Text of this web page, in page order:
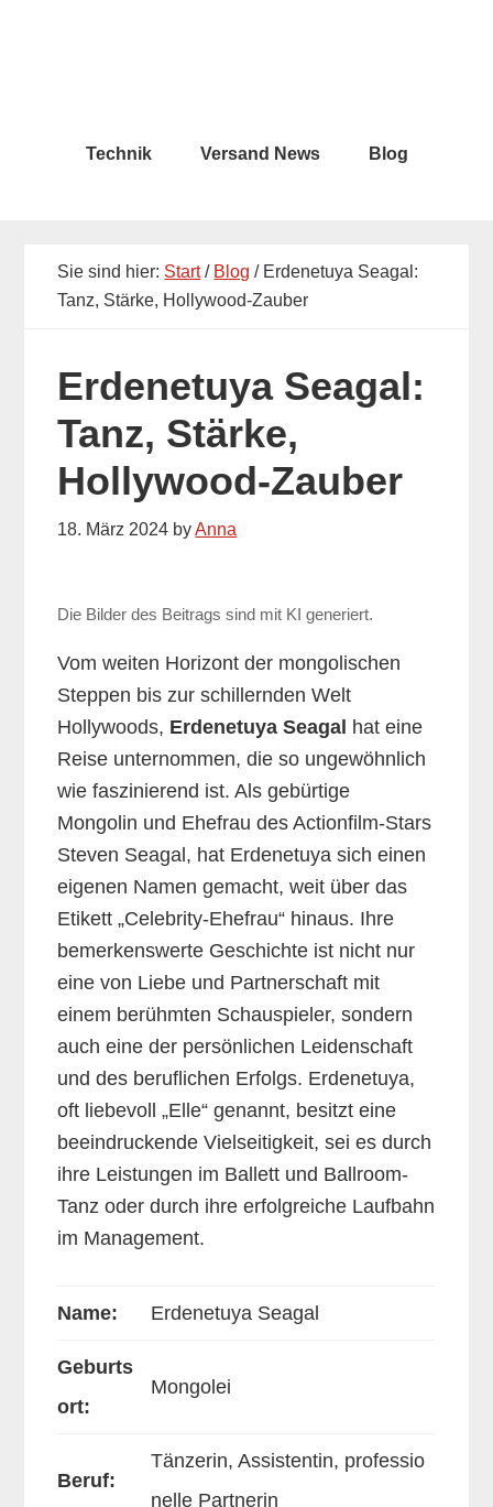
Technik Versand News Blog
Sie sind hier: Start/ Blog / Erdenetuya Seagal:
Tanz, Stärke, Hollywood-Zauber
Erdenetuya Seagal:
Tanz, Stärke,
Hollywood-Zauber
18. März 2024 byAnna
Die Bilder des Beitrags sind mit KI generiert.
Vom weiten Horizont der mongolischen
Steppen bis zur schillernden Welt
Hollywoods, Erdenetuya Seagal hat eine
Reise unternommen, die so ungewöhnlich
wie faszinierend ist. Als gebürtige
Mongolin und Ehefrau des Actionfilm-Stars
Steven Seagal, hat Erdenetuya sich einen
eigenen Namen gemacht, weit über das
Etikett „Celebrity-Ehefrau“ hinaus. Ihre
bemerkenswerte Geschichte ist nicht nur
eine von Liebe und Partnerschaft mit
einem berühmten Schauspieler, sondern
auch eine der persönlichen Leidenschaft
und des beruflichen Erfolgs. Erdenetuya,
oft liebevoll „Elle“ genannt, besitzt eine
beeindruckende Vielseitigkeit, sei es durch
ihre Leistungen im Ballett und Ballroom-
Tanz oder durch ihre erfolgreiche Laufbahn
im Management.
Name: Erdenetuya Seagal
Geburts
ort:
Mongolei
Beruf:
Tänzerin, Assistentin, professio
nelle Partnerin